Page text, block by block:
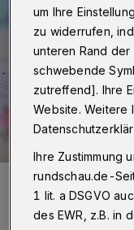
Symbolbild.
Foto: F1 Digitals auf Pixabay
um Ihre
zu widerrufen,
unteren Rand
schwebende
zutreffend]. Ihre
Website. Weitere
Ihre Zustimmung
rundschau.de-
1 lit. a DSGVO
des EWR, z.B. in